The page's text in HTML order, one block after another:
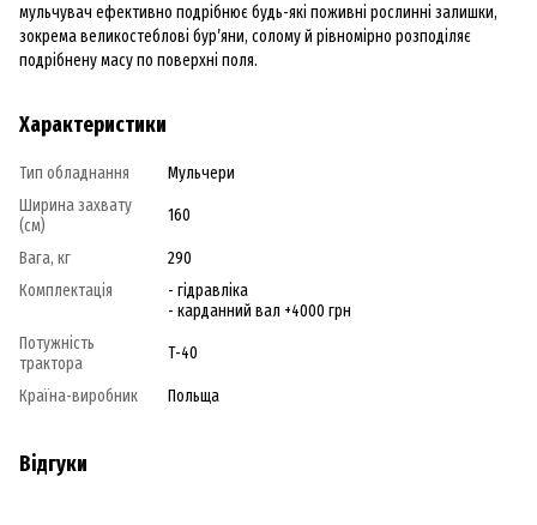
мульчувач ефективно подрібнює будь-які поживні рослинні залишки,
зокрема великостеблові бур’яни, солому й рівномірно розподіляє
подрібнену масу по поверхні поля.
Характеристики
Тип обладнання
Мульчери
Ширина захвату
(см)
160
Вага, кг
290
Комплектація
- гідравліка
- карданний вал +4000 грн
Потужність
трактора
Т-40
Країна-виробник Польща
Відгуки